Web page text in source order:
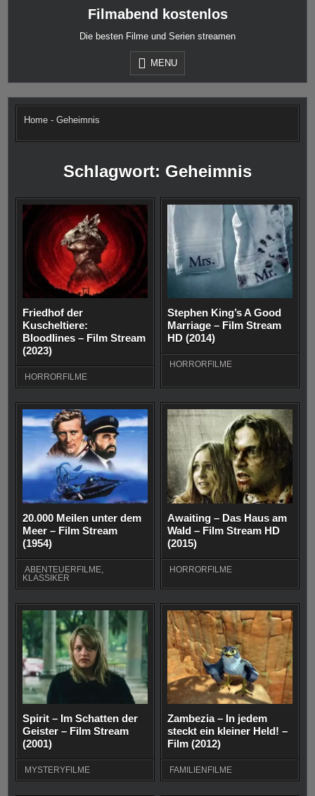
Filmabend kostenlos
Die besten Filme und Serien streamen
MENU
Home -Geheimnis
Schlagwort: Geheimnis
Friedhof der
Kuscheltiere:
Bloodlines – Film Stream
(2023)
HORRORFILME
Stephen King’s A Good
Marriage – Film Stream
HD (2014)
HORRORFILME
20.000 Meilen unter dem
Meer – Film Stream
(1954)
ABENTEUERFILME
KLASSIKER
Awaiting – Das Haus am
Wald – Film Stream HD
(2015)
HORRORFILME
Spirit – Im Schatten der
Geister – Film Stream
(2001)
MYSTERYFILME
Zambezia – In jedem
steckt ein kleiner Held! –
Film (2012)
FAMILIENFILME